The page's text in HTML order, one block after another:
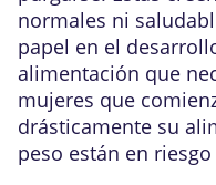
normales ni
papel en el
alimentación que
mujeres que
drásticamente su
peso están en